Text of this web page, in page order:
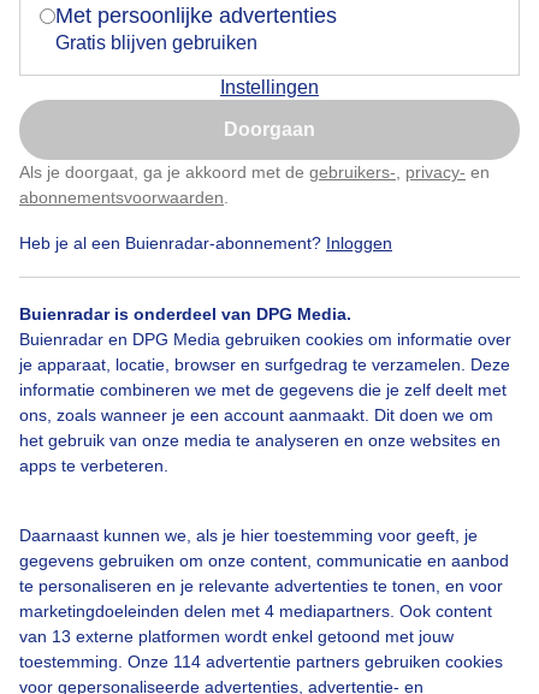
Met persoonlijke advertenties
Gratis blijven gebruiken
Instellingen
Doorgaan
Als je doorgaat, ga je akkoord met de gebruikers- privacy- en
abonnementsvoorwaarden
Heb je al een Buienradar-abonnement? Inloggen
Buienradar is onderdeel van DPG Media.
Buienradar en DPG Media gebruiken cookies om informatie over
je apparaat, locatie, browser en surfgedrag te verzamelen. Deze
informatie combineren we met de gegevens die je zelf deelt met
ons, zoals wanneer je een account aanmaakt. Dit doen we om
het gebruik van onze media te analyseren en onze websites en
apps te verbeteren.
Daarnaast kunnen we, als je hier toestemming voor geeft, je
gegevens gebruiken om onze content, communicatie en aanbod
te personaliseren en je relevante advertenties te tonen, en voor
marketingdoeleinden delen met 4 mediapartners. Ook content
van 13 externe platformen wordt enkel getoond met jouw
toestemming. Onze 114 advertentie partners gebruiken cookies
voor gepersonaliseerde advertenties, advertentie- en
Populaire categorieën
Lente
Zomer
Over Buienradar
Bedrijfsgegevens
Veelgestelde vragen
Contact
Gebruikersvoorwaarden
Adverteren
Buienradar Team
Privacy beleid
Nu niet, misschien later
Klik hierom dit aan te passen